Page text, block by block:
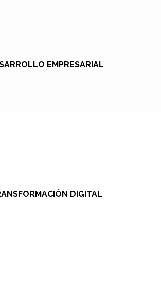
EMPRESARIAL
DIGITAL